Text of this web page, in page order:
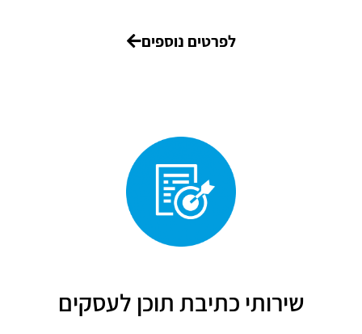
לפרטים נוספים
שירותי כתיבת תוכן לעסקים